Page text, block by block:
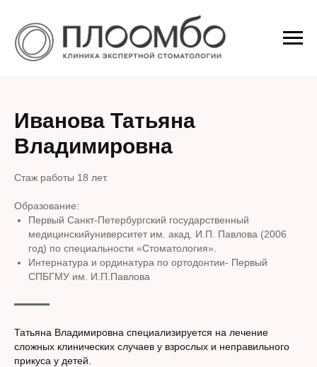
Иванова Татьяна
Владимировна
Стаж работы 18 лет.
Образование:
Первый Санкт-Петербургский государственный
медицинскийуниверситет им. акад. И.П. Павлова (2006
год) по специальности «Стоматология».
Интернатура и ординатура по ортодонтии- Первый
СПБГМУ им. И.П.Павлова
Татьяна Владимировна специализируется на лечение
сложных клинических случаев у взрослых и неправильного
прикуса у детей.